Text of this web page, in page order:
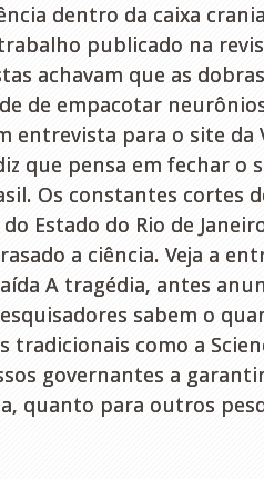
dentro da caixa
publicado na
achavam que as
de empacotar
entrevista para o site da
que pensa em fechar o
Os constantes cortes
Estado do Rio de
a ciência. Veja a
A tragédia, antes
sabem o
tradicionais como a
governantes a
quanto para outros